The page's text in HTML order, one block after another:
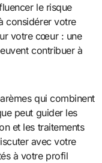
le risque
considérer votre
votre cœur : une
contribuer à
qui combinent
peut guider les
et les traitements
avec votre
à votre profil